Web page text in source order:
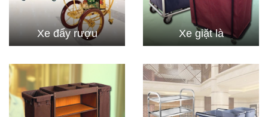
Xe đẩy rượu Xe giặt là